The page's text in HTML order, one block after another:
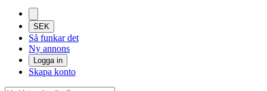
SEK
Så funkar det
Ny annons
Logga in
Skapa konto